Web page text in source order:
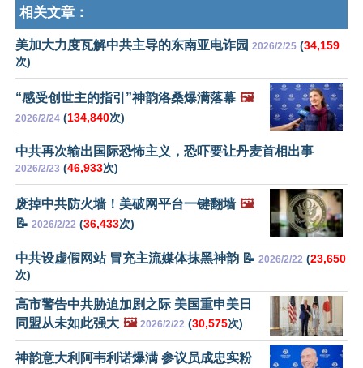
相关文章：
美加大力度瓦解中共主导的东南亚电诈园 2026/2/25 (34,159
次)
“感受创世主的指引”神韵洛桑爆满落幕 🖼️
2026/2/24 (134,840次)
中共再次输出国际恐怖主义，恐吓要让丹麦首相出事
2026/2/23 (46,933次)
废掉中共防火墙！美破网平台一键翻墙 🖼️
📝 2026/2/22 (36,433次)
中共设虚假网站 冒充主流媒体抹黑神韵 📝 2026/2/22 (23,650
次)
高市警告中共胁迫加剧之际 美国重申美日
同盟从未如此强大 🖼️ 2026/2/22 (30,575次)
神韵意大利阿韦利诺爆满 参议员成忠实粉